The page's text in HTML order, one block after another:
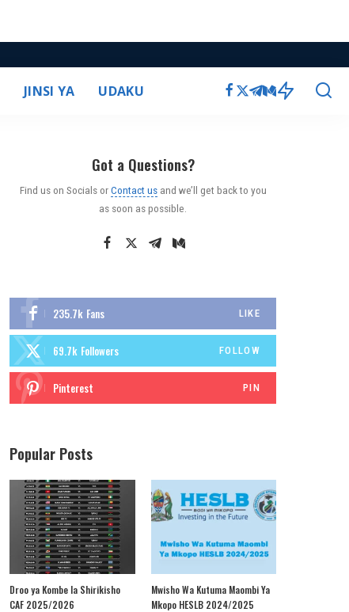
JINSI YA UDAKU
Got a Questions?
Find us on Socials orContact usand we’ll get back to you
as soon as possible.
235.7k Fans LIKE
69.7k Followers FOLLOW
Pinterest PIN
Popular Posts
Droo ya Kombe la Shirikisho
CAF 2025/2026
Mwisho Wa Kutuma Maombi Ya
Mkopo HESLB 2024/2025